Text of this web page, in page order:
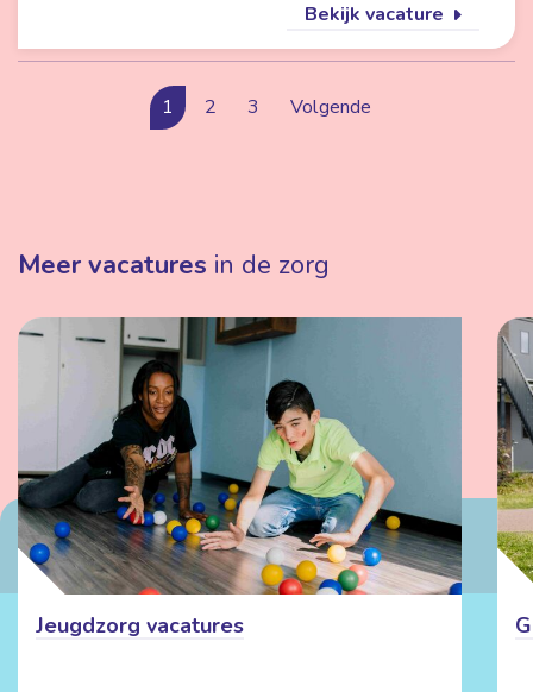
Bekijk vacature
1 2 3 Volgende
Meer vacatures in de zorg
Jeugdzorg vacatures